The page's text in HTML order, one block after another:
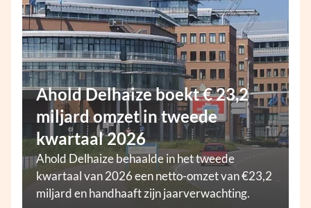
Ahold Delhaize boekt € 23,2
miljard omzet in tweede
kwartaal 2026
Ahold Delhaize behaalde in het tweede
kwartaal van 2026 een netto-omzet van €23,2
miljard en handhaaft zijn jaarverwachting.